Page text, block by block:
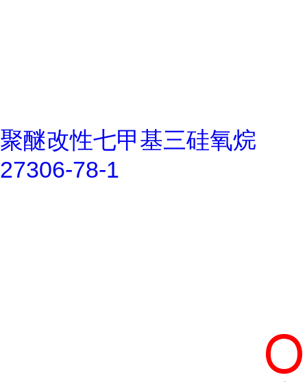
聚醚改性七甲基三硅氧烷
27306-78-1